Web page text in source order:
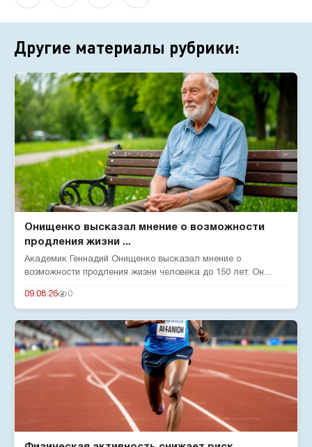
Другие материалы рубрики:
Онищенко высказал мнение о возможности
продления жизни ...
Академик Геннадий Онищенко высказал мнение о
возможности продления жизни человека до 150 лет. Он
09.08.26 0